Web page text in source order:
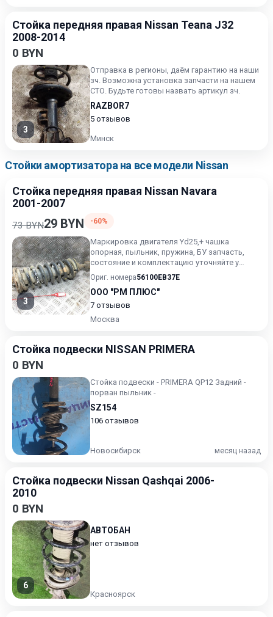
Стойка передняя правая Nissan Teana J32
2008-2014
0 BYN
3
Отправка в регионы, даём гарантию на наши
зч. Возможна установка запчасти на нашем
СТО. Будьте готовы назвать артикул зч.
RAZBOR7
5 отзывов
Минск
Стойки амортизатора на все модели Nissan
Стойка передняя правая Nissan Navara
2001-2007
73 BYN29 BYN -60%
3
Маркировка двигателя Yd25,+ чашка
опорная, пыльник, пружина, БУ запчасть,
состояние и комплектацию уточняйте у
менеджера, проверочный срок о...
Ориг. номера56100EB37E
ООО "РМ ПЛЮС"
7 отзывов
Москва
Стойка подвески NISSAN PRIMERA
0 BYN
Стойка подвески - PRIMERA QP12 Задний -
порван пыльник -
SZ154
106 отзывов
Новосибирск месяц назад
Стойка подвески Nissan Qashqai 2006-
2010
0 BYN
6
АВТОБАН
нет отзывов
Красноярск